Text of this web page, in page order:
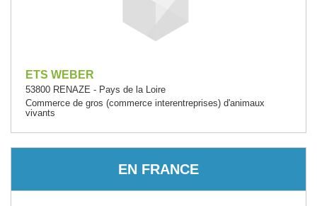
ETS WEBER
53800 RENAZE - Pays de la Loire
Commerce de gros (commerce interentreprises) d'animaux
vivants
EN FRANCE